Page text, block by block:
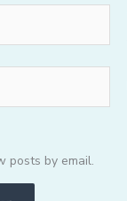
posts by email.